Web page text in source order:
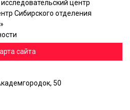
центр
Сибирского отделения
сайта
50